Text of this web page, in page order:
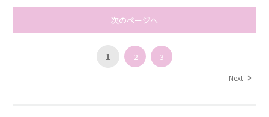
次のページへ
1 2 3
Next